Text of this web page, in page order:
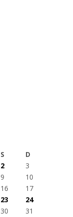
S
D
2
3
9
10
16
17
23
24
30
31